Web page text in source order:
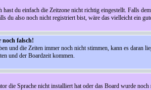
du einfach die Zeitzone nicht richtig eingestellt. Falls
du also noch nicht registriert bist, wäre das vielleicht ein
noch falsch!
und die Zeiten immer noch nicht stimmen, kann es
und der Boardzeit kommen.
die Sprache nicht installiert hat oder das Board wurde